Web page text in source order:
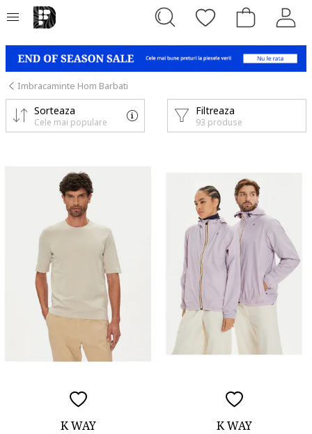
Imbracaminte Hom Barbati
Filtreaza
93 produse
Sorteaza
Cele mai populare
K WAY K WAY